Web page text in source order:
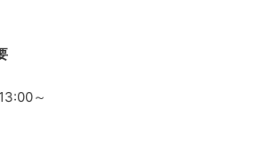
～